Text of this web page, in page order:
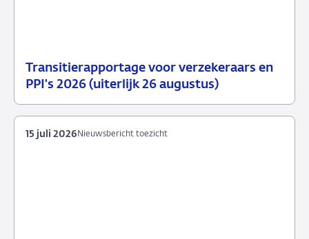
Transitierapportage voor verzekeraars en
PPI's 2026 (uiterlijk 26 augustus)
29
Nieuwsbericht
Nieuwsbericht toezicht
15 juli 2026